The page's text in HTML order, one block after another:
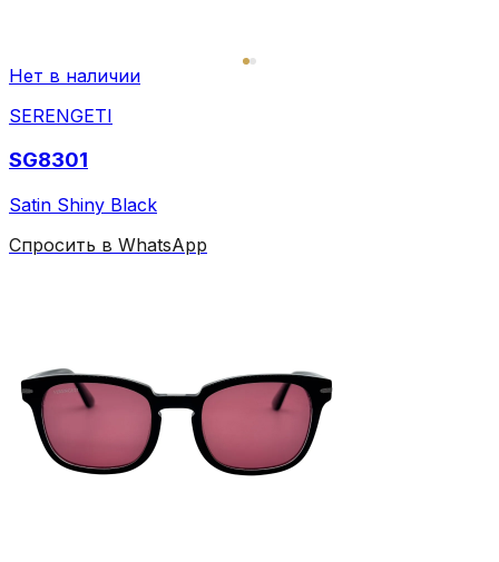
Нет в наличии
SERENGETI
SG8301
Satin Shiny Black
Спросить в WhatsApp